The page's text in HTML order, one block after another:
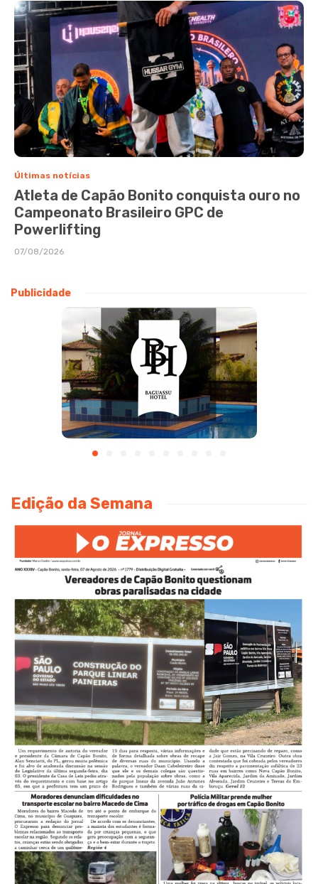
Últimas notícias
Atleta de Capão Bonito conquista ouro no
Campeonato Brasileiro GPC de
Powerlifting
07/08/2026
Publicidade
Edição da Semana